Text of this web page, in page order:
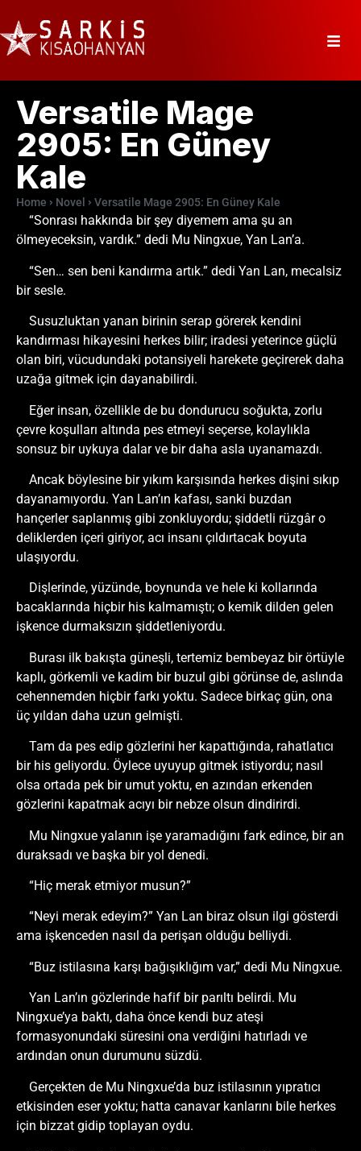
Versatile Mage
2905: En Güney
Kale
Home Novel Versatile Mage 2905: En Güney Kale
“Sonrası hakkında bir şey diyemem ama şu an
ölmeyeceksin, vardık.” dedi Mu Ningxue, Yan Lan’a.
“Sen… sen beni kandırma artık.” dedi Yan Lan, mecalsiz
bir sesle.
Susuzluktan yanan birinin serap görerek kendini
kandırması hikayesini herkes bilir; iradesi yeterince güçlü
olan biri, vücudundaki potansiyeli harekete geçirerek daha
uzağa gitmek için dayanabilirdi.
Eğer insan, özellikle de bu dondurucu soğukta, zorlu
çevre koşulları altında pes etmeyi seçerse, kolaylıkla
sonsuz bir uykuya dalar ve bir daha asla uyanamazdı.
Ancak böylesine bir yıkım karşısında herkes dişini sıkıp
dayanamıyordu. Yan Lan’ın kafası, sanki buzdan
hançerler saplanmış gibi zonkluyordu; şiddetli rüzgâr o
deliklerden içeri giriyor, acı insanı çıldırtacak boyuta
ulaşıyordu.
Dişlerinde, yüzünde, boynunda ve hele ki kollarında
bacaklarında hiçbir his kalmamıştı; o kemik dilden gelen
işkence durmaksızın şiddetleniyordu.
Burası ilk bakışta güneşli, tertemiz bembeyaz bir örtüyle
kaplı, görkemli ve kadim bir buzul gibi görünse de, aslında
cehennemden hiçbir farkı yoktu. Sadece birkaç gün, ona
üç yıldan daha uzun gelmişti.
Tam da pes edip gözlerini her kapattığında, rahatlatıcı
bir his geliyordu. Öylece uyuyup gitmek istiyordu; nasıl
olsa ortada pek bir umut yoktu, en azından erkenden
gözlerini kapatmak acıyı bir nebze olsun dindirirdi.
Mu Ningxue yalanın işe yaramadığını fark edince, bir an
duraksadı ve başka bir yol denedi.
“Hiç merak etmiyor musun?”
“Neyi merak edeyim?” Yan Lan biraz olsun ilgi gösterdi
ama işkenceden nasıl da perişan olduğu belliydi.
“Buz istilasına karşı bağışıklığım var,” dedi Mu Ningxue.
Yan Lan’ın gözlerinde hafif bir parıltı belirdi. Mu
Ningxue’ya baktı, daha önce kendi buz ateşi
formasyonundaki süresini ona verdiğini hatırladı ve
ardından onun durumunu süzdü.
Gerçekten de Mu Ningxue’da buz istilasının yıpratıcı
etkisinden eser yoktu; hatta canavar kanlarını bile herkes
için bizzat gidip toplayan oydu.